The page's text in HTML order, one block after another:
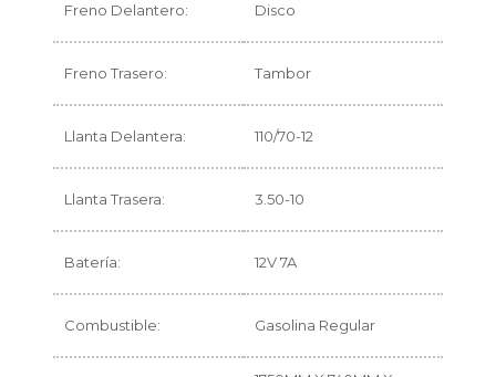
Freno Delantero: Disco
Freno Trasero: Tambor
Llanta Delantera: 110/70-12
Llanta Trasera: 3.50-10
Batería: 12V 7A
Combustible: Gasolina Regular